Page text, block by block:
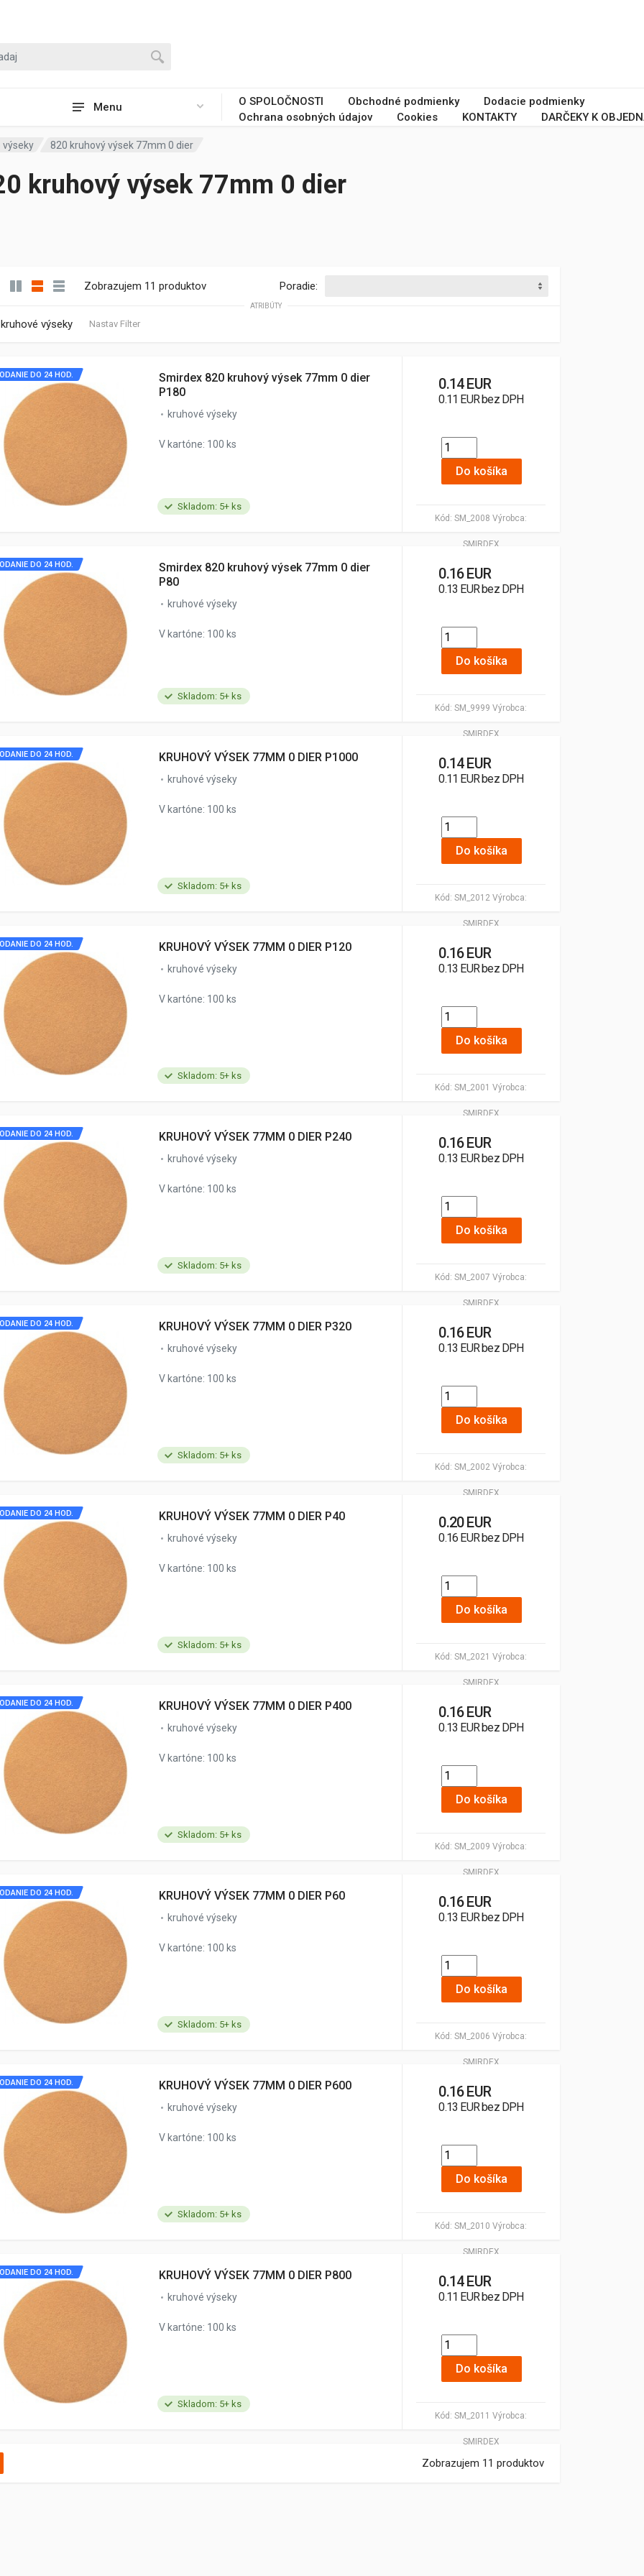
Menu O SPOLOČNOSTI Obchodné podmienky
Dodacie podmienky
Ochrana osobných údajov
Cookies KONTAKTY DARČEKY K
výseky 820 kruhový výsek 77mm 0 dier
kruhový výsek 77mm 0 dier
Zobrazujem 11 produktov Poradie:
ATRIBÚTY
kruhové výseky Nastav Filter
Skladom: 5+ ks
Kód: SM_2008 Výrobca:
SMIRDEX
DO 24 HOD.
Smirdex 820 kruhový výsek 77mm 0 dier
P180
kruhové výseky
V kartóne: 100 ks
0.14 EUR
0.11 EUR bez DPH
Do košíka
Skladom: 5+ ks
Kód: SM_9999 Výrobca:
SMIRDEX
DO 24 HOD.
Smirdex 820 kruhový výsek 77mm 0 dier
P80
kruhové výseky
V kartóne: 100 ks
0.16 EUR
0.13 EUR bez DPH
Do košíka
Skladom: 5+ ks
Kód: SM_2012 Výrobca:
SMIRDEX
DO 24 HOD. KRUHOVÝ VÝSEK 77MM 0 DIER P1000
kruhové výseky
V kartóne: 100 ks
0.14 EUR
0.11 EUR bez DPH
Do košíka
Skladom: 5+ ks
Kód: SM_2001 Výrobca:
SMIRDEX
DO 24 HOD. KRUHOVÝ VÝSEK 77MM 0 DIER P120
kruhové výseky
V kartóne: 100 ks
0.16 EUR
0.13 EUR bez DPH
Do košíka
Skladom: 5+ ks
Kód: SM_2007 Výrobca:
SMIRDEX
DO 24 HOD. KRUHOVÝ VÝSEK 77MM 0 DIER P240
kruhové výseky
V kartóne: 100 ks
0.16 EUR
0.13 EUR bez DPH
Do košíka
Skladom: 5+ ks
Kód: SM_2002 Výrobca:
SMIRDEX
DO 24 HOD. KRUHOVÝ VÝSEK 77MM 0 DIER P320
kruhové výseky
V kartóne: 100 ks
0.16 EUR
0.13 EUR bez DPH
Do košíka
Skladom: 5+ ks
Kód: SM_2021 Výrobca:
SMIRDEX
DO 24 HOD. KRUHOVÝ VÝSEK 77MM 0 DIER P40
kruhové výseky
V kartóne: 100 ks
0.20 EUR
0.16 EUR bez DPH
Do košíka
Skladom: 5+ ks
Kód: SM_2009 Výrobca:
SMIRDEX
DO 24 HOD. KRUHOVÝ VÝSEK 77MM 0 DIER P400
kruhové výseky
V kartóne: 100 ks
0.16 EUR
0.13 EUR bez DPH
Do košíka
Skladom: 5+ ks
Kód: SM_2006 Výrobca:
SMIRDEX
DO 24 HOD. KRUHOVÝ VÝSEK 77MM 0 DIER P60
kruhové výseky
V kartóne: 100 ks
0.16 EUR
0.13 EUR bez DPH
Do košíka
Skladom: 5+ ks
Kód: SM_2010 Výrobca:
SMIRDEX
DO 24 HOD. KRUHOVÝ VÝSEK 77MM 0 DIER P600
kruhové výseky
V kartóne: 100 ks
0.16 EUR
0.13 EUR bez DPH
Do košíka
Skladom: 5+ ks
Kód: SM_2011 Výrobca:
SMIRDEX
DO 24 HOD. KRUHOVÝ VÝSEK 77MM 0 DIER P800
kruhové výseky
V kartóne: 100 ks
0.14 EUR
0.11 EUR bez DPH
Do košíka
Zobrazujem 11 produktov